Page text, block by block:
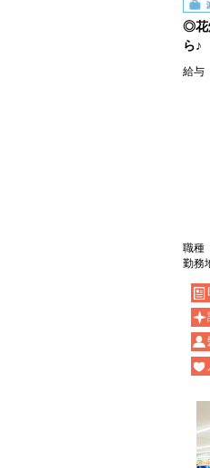
派遣
◎花
ら♪
給与
職種
勤務